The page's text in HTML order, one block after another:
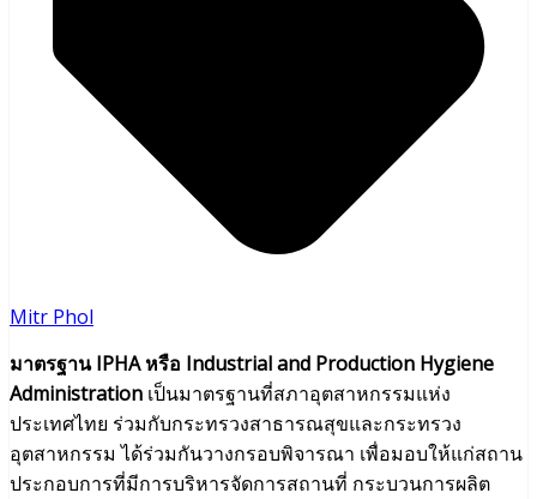
Mitr Phol
มาตรฐานIPHA หรือ Industrial and Production Hygiene
Administration เป็นมาตรฐานที่สภาอุตสาหกรรมแห่ง
ประเทศไทย ร่วมกับกระทรวงสาธารณสุขและกระทรวง
อุตสาหกรรม ได้ร่วมกันวางกรอบพิจารณา เพื่อมอบให้แก่สถาน
ประกอบการที่มีการบริหารจัดการสถานที่ กระบวนการผลิต